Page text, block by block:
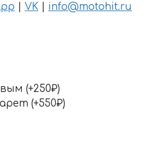
VK info@motohit.ru
(+250₽)
(+550₽)